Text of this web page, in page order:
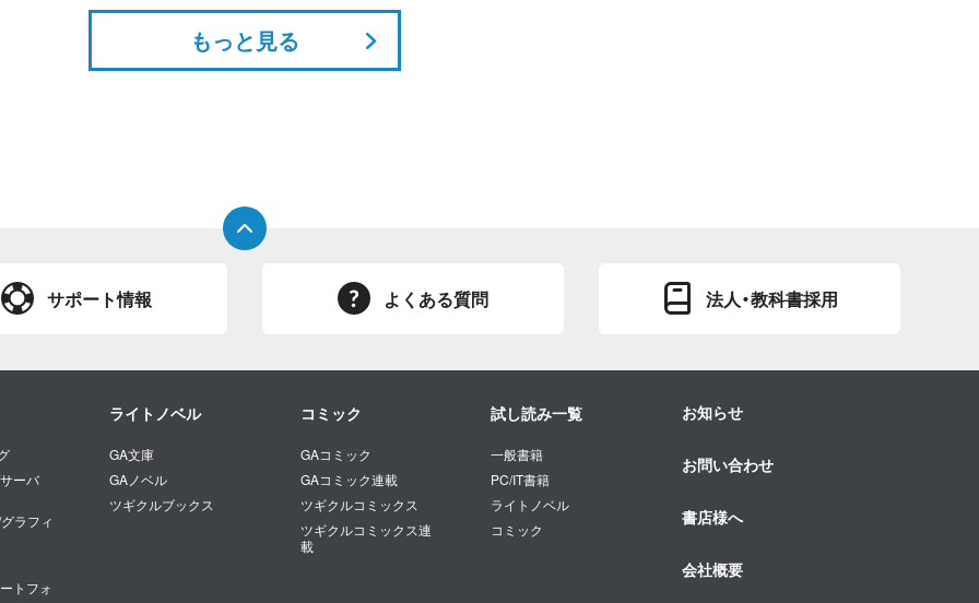
もっと見る
サポート情報 よくある質問 法人・教科書採用
ーバ
ラフィ
トフォ
ライトノベル
GA文庫
GAノベル
ツギクルブックス
コミック
GAコミック
GAコミック連載
ツギクルコミックス
ツギクルコミックス連
載
試し読み一覧
一般書籍
PC/IT書籍
ライトノベル
コミック
お知らせ
お問い合わせ
書店様へ
会社概要